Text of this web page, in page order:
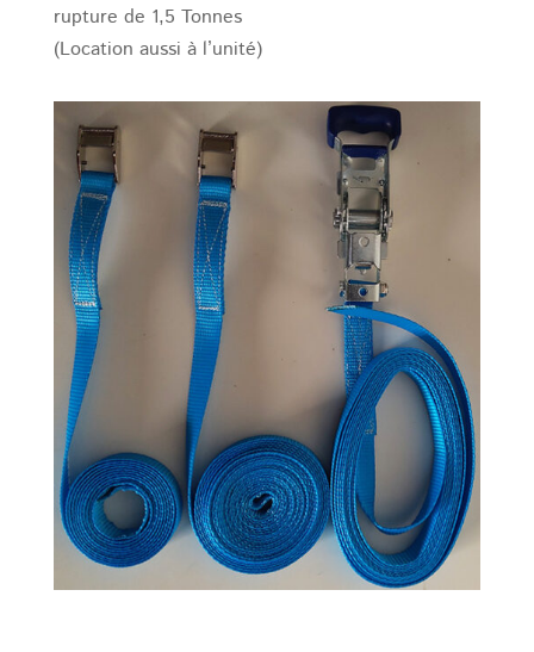
rupture de 1,5 Tonnes
(Location aussi à l’unité)